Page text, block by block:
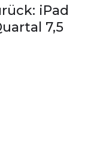
iPad
7,5